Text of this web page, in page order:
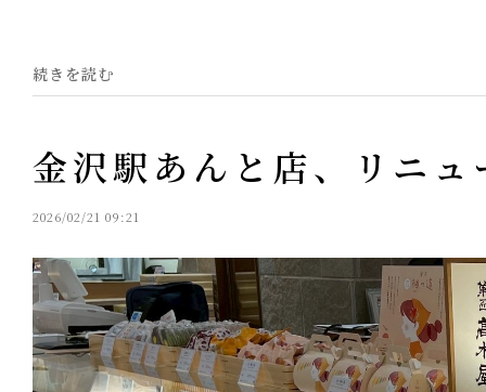
続きを読む
金沢駅あんと店、リニ
2026/02/21 09:21